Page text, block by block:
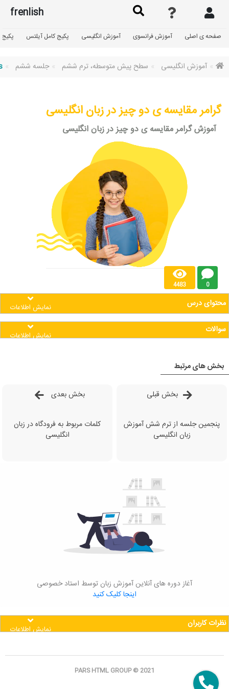
frenlish
صفحه ی اصلی آموزش فرانسوی آموزش انگلیسی پکیج کامل آیلتس پکیج
آموزش انگلیسی سطح پیش متوسطه، ترم ششم جلسه ششم
گرامر مقایسه ی دو چیز در زبان انگلیسی
آموزش گرامر مقایسه ی دو چیز در زبان انگلیسی
4483 0
محتوای درس نمایش اطلاعات
سوالات نمایش اطلاعات
بخش های مرتبط
بخش قبلی
پنجمین جلسه از ترم شش آموزش
زبان انگلیسی
بخش بعدی
کلمات مربوط به فرودگاه در زبان
انگلیسی
آغاز دوره های آنلاین آموزش زبان توسط استاد خصوصی
اینجا کلیک کنید
نظرات کاربران نمایش اطلاعات
PARS HTML GROUP © 2021